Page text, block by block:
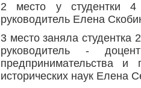
2 место у студентки
руководитель Елена
3 место заняла студентка
руководитель -
предпринимательства и
исторических наук Елена